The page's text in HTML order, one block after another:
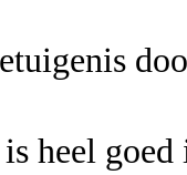
heel goed